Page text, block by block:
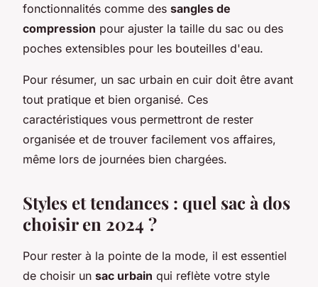
fonctionnalités comme des sangles de
compression pour ajuster la taille du sac ou des
poches extensibles pour les bouteilles d'eau.
Pour résumer, un sac urbain en cuir doit être avant
tout pratique et bien organisé. Ces
caractéristiques vous permettront de rester
organisée et de trouver facilement vos affaires,
même lors de journées bien chargées.
Styles et tendances : quel sac à dos
choisir en 2024 ?
Pour rester à la pointe de la mode, il est essentiel
de choisir un sac urbain qui reflète votre style